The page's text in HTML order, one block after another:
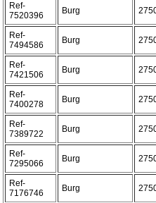
Ref-
7520396
Burg
Ref-
7494586
Burg
Ref-
7421506
Burg
Ref-
7400278
Burg
Ref-
7389722
Burg
Ref-
7295066
Burg
Ref-
7176746
Burg